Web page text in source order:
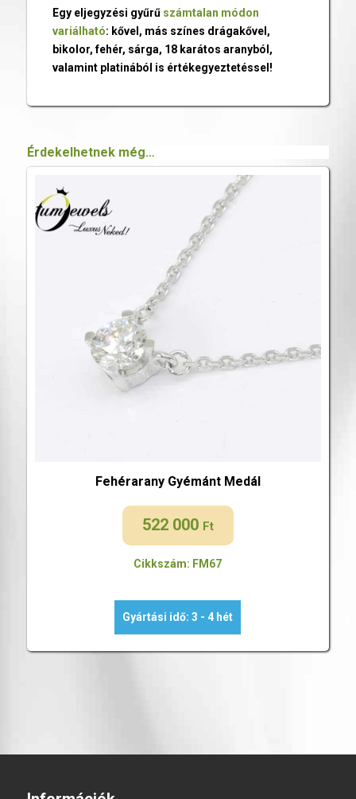
Egy eljegyzési gyűrű számtalan módon
variálható: kővel, más színes drágakővel,
bikolor, fehér, sárga, 18 karátos aranyból,
valamint platinából is értékegyeztetéssel!
Érdekelhetnek még…
Fehérarany Gyémánt Medál
522 000 Ft
Cikkszám: FM67
Gyártási idő: 3 - 4 hét